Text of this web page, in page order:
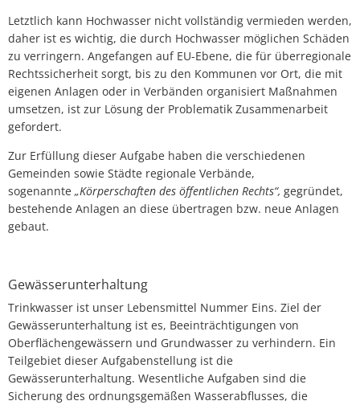
Letztlich kann Hochwasser nicht vollständig vermieden werden,
daher ist es wichtig, die durch Hochwasser möglichen Schäden
zu verringern. Angefangen auf EU-Ebene, die für überregionale
Rechtssicherheit sorgt, bis zu den Kommunen vor Ort, die mit
eigenen Anlagen oder in Verbänden organisiert Maßnahmen
umsetzen, ist zur Lösung der Problematik Zusammenarbeit
gefordert.
Zur Erfüllung dieser Aufgabe haben die verschiedenen
Gemeinden sowie Städte regionale Verbände,
sogenannte „Körperschaften des öffentlichen Rechts“, gegründet,
bestehende Anlagen an diese übertragen bzw. neue Anlagen
gebaut.
Gewässerunterhaltung
Trinkwasser ist unser Lebensmittel Nummer Eins. Ziel der
Gewässerunterhaltung ist es, Beeinträchtigungen von
Oberflächengewässern und Grundwasser zu verhindern. Ein
Teilgebiet dieser Aufgabenstellung ist die
Gewässerunterhaltung. Wesentliche Aufgaben sind die
Sicherung des ordnungsgemäßen Wasserabflusses, die